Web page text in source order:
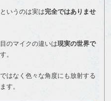
いうのは実は完全ではありませ
のマイクの違いは現実の世界で
。
はなく色々な角度にも放射する
す。